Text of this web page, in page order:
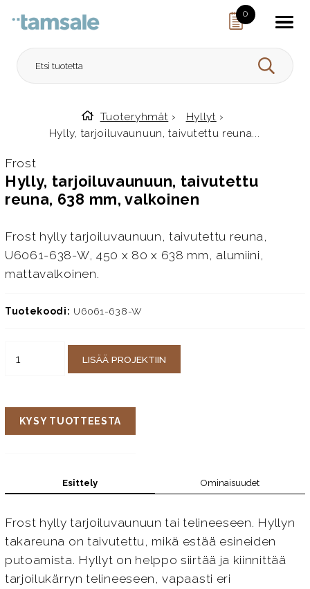
0
HAE
Etusivulle
Tuoteryhmät › Hyllyt ›
Hylly, tarjoiluvaunuun, taivutettu reuna...
Frost
Hylly, tarjoiluvaunuun, taivutettu
reuna, 638 mm, valkoinen
Frost hylly tarjoiluvaunuun, taivutettu reuna,
U6061-638-W, 450 x 80 x 638 mm, alumiini,
mattavalkoinen.
Tuotekoodi: U6061-638-W
LISÄÄ PROJEKTIIN
KYSY TUOTTEESTA
Esittely Ominaisuudet
Frost hylly tarjoiluvaunuun tai telineeseen. Hyllyn
takareuna on taivutettu, mikä estää esineiden
putoamista. Hyllyt on helppo siirtää ja kiinnittää
tarjoilukärryn telineeseen, vapaasti eri